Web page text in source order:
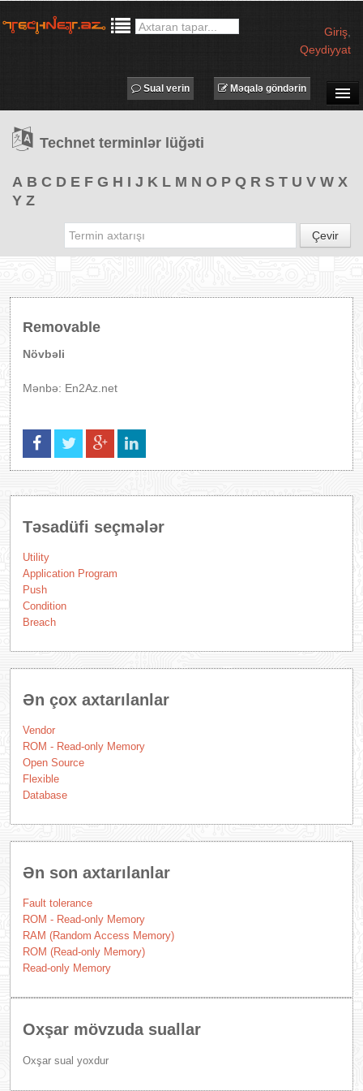
Giriş
Qeydiyyat
TƏDBİRLƏR
PROQRAMLAR
Məqalə göndərin
Sual verin
Technet terminlər lüğəti
A B C D E F G H I J K L M N O P Q R S T U V W X
Y Z
Çevir
Removable
Növbəli
Mənbə: En2Az.net
Təsadüfi seçmələr
Utility
Application Program
Push
Condition
Breach
Ən çox axtarılanlar
Vendor
ROM - Read-only Memory
Open Source
Flexible
Database
Ən son axtarılanlar
Fault tolerance
ROM - Read-only Memory
RAM (Random Access Memory)
ROM (Read-only Memory)
Read-only Memory
Oxşar mövzuda suallar
Oxşar sual yoxdur